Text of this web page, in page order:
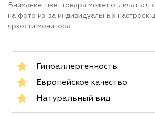
Внимание: цвет товара может отличаться
на фото из-за индивидуальных настроек
яркости монитора.
Гипоаллергенность
Европейское качество
Натуральный вид